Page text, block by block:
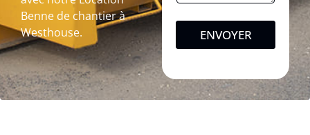
Benne de chantier à
Westhouse.
ENVOYER